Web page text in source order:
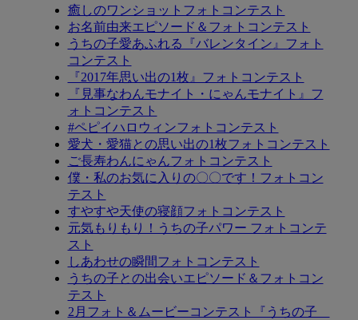
癒しのワンショットフォトコンテスト
お名前由来エピソード＆フォトコンテスト
うちの子愛あふれる『バレンタイン』フォト
コンテスト
『2017年思い出の1枚』フォトコンテスト
『見事なわんモナイト・にゃんモナイト』フ
ォトコンテスト
#ペピイハロウィンフォトコンテスト
愛犬・愛猫との思い出の1枚フォトコンテスト
ご長寿わんにゃんフォトコンテスト
僕・私のお気に入りの〇〇です！フォトコン
テスト
すやすや天使の寝顔フォトコンテスト
元気もりもり！うちの子パワー フォトコンテ
スト
しあわせの瞬間フォトコンテスト
うちの子との出会いエピソード＆フォトコン
テスト
2月フォト＆ムービーコンテスト『うちの子